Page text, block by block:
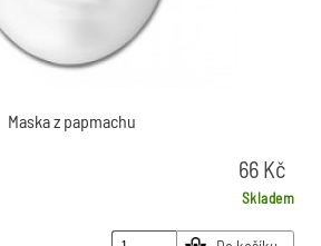
Maska z papmachu
66Kč
Skladem